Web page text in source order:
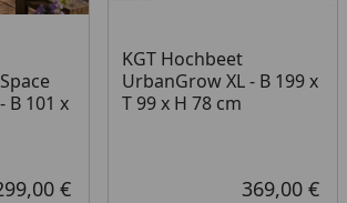
B 101 x
€
KGT Hochbeet
UrbanGrow XL - B 199 x
T 99 x H 78 cm
369,00 €